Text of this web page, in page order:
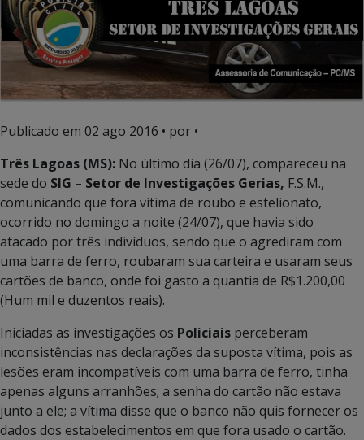
Publicado em 02 ago 2016 • por •
Três Lagoas (MS): No último dia (26/07), compareceu na
sede do SIG – Setor de Investigações Gerias, F.S.M.,
comunicando que fora vítima de roubo e estelionato,
ocorrido no domingo a noite (24/07), que havia sido
atacado por três indivíduos, sendo que o agrediram com
uma barra de ferro, roubaram sua carteira e usaram seus
cartões de banco, onde foi gasto a quantia de R$1.200,00
(Hum mil e duzentos reais).
Iniciadas as investigações os Policiais perceberam
inconsistências nas declarações da suposta vítima, pois as
lesões eram incompatíveis com uma barra de ferro, tinha
apenas alguns arranhões; a senha do cartão não estava
junto a ele; a vítima disse que o banco não quis fornecer os
dados dos estabelecimentos em que fora usado o cartão.